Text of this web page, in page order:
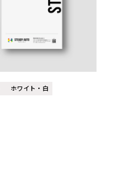
ホワイト・白